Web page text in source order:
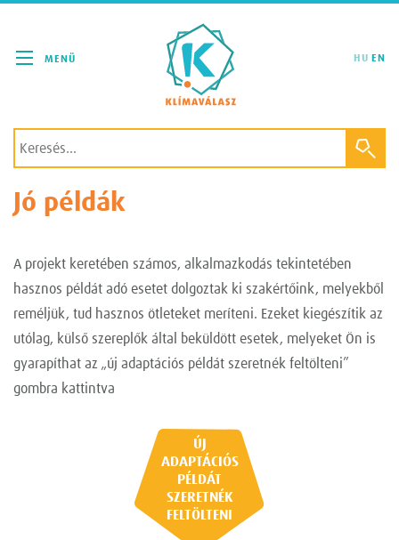
HU EN
Jó példák
A projekt keretében számos, alkalmazkodás tekintetében
hasznos példát adó esetet dolgoztak ki szakértőink, melyekből
reméljük, tud hasznos ötleteket meríteni. Ezeket kiegészítik az
utólag, külső szereplők által beküldött esetek, melyeket Ön is
gyarapíthat az „új adaptációs példát szeretnék feltölteni”
gombra kattintva
ÚJ
ADAPTÁCIÓS
PÉLDÁT
SZERETNÉK
FELTÖLTENI